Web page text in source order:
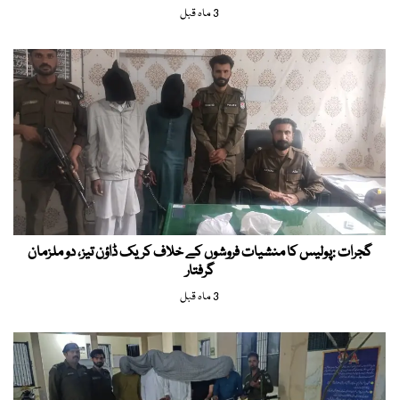
3 ماہ قبل
گجرات :پولیس کا منشیات فروشوں کے خلاف کریک ڈاؤن تیز، دو ملزمان
گرفتار
3 ماہ قبل